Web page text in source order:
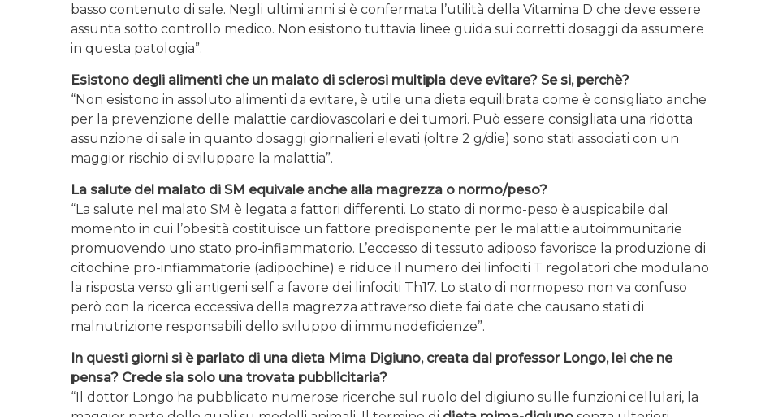
basso contenuto di sale. Negli ultimi anni si è confermata l’utilità della Vitamina D che deve essere
assunta sotto controllo medico. Non esistono tuttavia linee guida sui corretti dosaggi da assumere
in questa patologia”.
Esistono degli alimenti che un malato di sclerosi multipla deve evitare? Se si, perchè?
“Non esistono in assoluto alimenti da evitare, è utile una dieta equilibrata come è consigliato anche
per la prevenzione delle malattie cardiovascolari e dei tumori. Può essere consigliata una ridotta
assunzione di sale in quanto dosaggi giornalieri elevati (oltre 2 g/die) sono stati associati con un
maggior rischio di sviluppare la malattia”.
La salute del malato di SM equivale anche alla magrezza o normo/peso?
“La salute nel malato SM è legata a fattori differenti. Lo stato di normo-peso è auspicabile dal
momento in cui l’obesità costituisce un fattore predisponente per le malattie autoimmunitarie
promuovendo uno stato pro-infiammatorio. L’eccesso di tessuto adiposo favorisce la produzione di
citochine pro-infiammatorie (adipochine) e riduce il numero dei linfociti T regolatori che modulano
la risposta verso gli antigeni self a favore dei linfociti Th17. Lo stato di normopeso non va confuso
però con la ricerca eccessiva della magrezza attraverso diete fai date che causano stati di
malnutrizione responsabili dello sviluppo di immunodeficienze”.
In questi giorni si è parlato di una dieta Mima Digiuno, creata dal professor Longo, lei che ne
pensa? Crede sia solo una trovata pubblicitaria?
“Il dottor Longo ha pubblicato numerose ricerche sul ruolo del digiuno sulle funzioni cellulari, la